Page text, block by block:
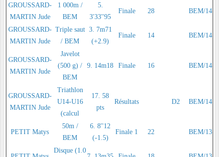
GROUSSARD-
MARTIN Jude
1 000m /
BEM
5.
3'33''95
Finale 28 BEM/14
GROUSSARD-
MARTIN Jude
Triple saut
/ BEM
3. 7m71
(+2.9)
Finale 14 BEM/14
GROUSSARD-
MARTIN Jude
Javelot
(500 g) /
BEM
9. 14m18 Finale 16 BEM/14
GROUSSARD-
MARTIN Jude
Triathlon
U14-U16
(calcul
17. 58
pts
Résultats D2 BEM/14
PETIT Matys
50m /
BEM
6. 8''12
(-1.5)
Finale 1 22 BEM/13
Disque (1.0